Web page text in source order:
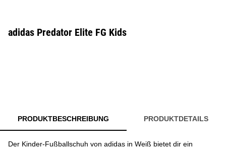
adidas Predator Elite FG Kids
PRODUKTBESCHREIBUNG PRODUKTDETAILS
Der Kinder-Fußballschuh von adidas in Weiß bietet dir ein